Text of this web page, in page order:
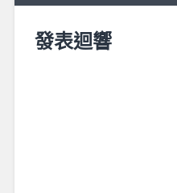
發表迴響